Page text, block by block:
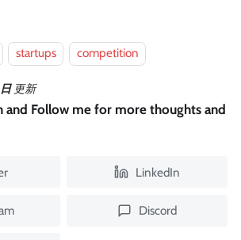
startups competition
更新
and Follow me for more thoughts and
LinkedIn
Discord